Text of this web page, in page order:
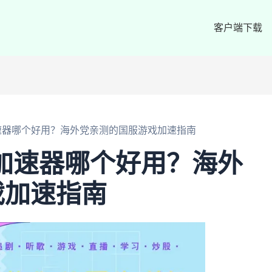
客户端下载
哪个好用？海外党亲测的国服游戏加速指南
速器哪个好用？海外
速指南